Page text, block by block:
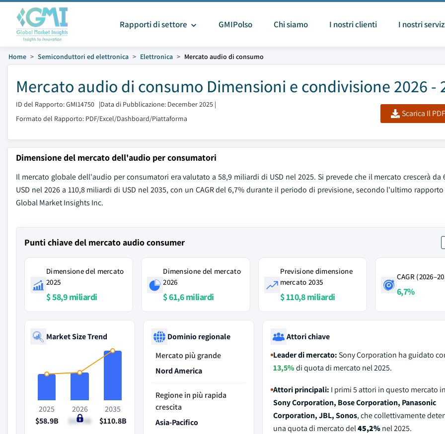
Rapporti di settore GMIPolso Chi siamo I nostri clienti I nostri
Home Semiconduttori ed elettronica Elettronica Mercato audio di consumo
Mercato audio di consumo Dimensioni e condivisione 2026 -
ID del Rapporto: GMI14750 |Data di Pubblicazione: December 2025 |
Formato del Rapporto: PDF/Excel/Dashboard/Piattaforma
Scarica Il
Dimensione del mercato dell'audio per consumatori
Il mercato globale dell'audio per consumatori era valutato a 58,9 miliardi di USD nel 2025. Si prevede che il mercato crescerà da
USD nel 2026 a 110,8 miliardi di USD nel 2035, con un CAGR del 6,7% durante il periodo di previsione, secondo l'ultimo
Global Market Insights Inc.
Punti chiave del mercato audio consumer
Dimensione del mercato
2025
$ 58,9 miliardi
Dimensione del mercato
2026
$ 61,6 miliardi
Previsione dimensione
mercato 2035
$ 110,8 miliardi
CAGR
6,7%
Market Size Trend
2025
$58.9B
2026
$61.6B
2035
$110.8B
Dominio regionale
Mercato più grande
Nord America
Regione in più rapida
crescita
Asia-Pacifico
Attori chiave
Leader di mercato:Sony Corporation ha guidato
13,5%di quota di mercato nel 2025.
Attori principali: I primi 5 attori in questo mercato
Sony Corporation, Bose Corporation, Panasonic
Corporation, JBL, Sonos, che collettivamente
una quota di mercato del45,2%nel 2025.